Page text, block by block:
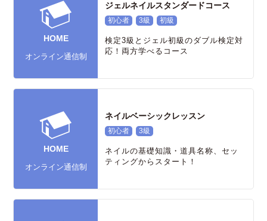
HOME
オンライン通信制
ジェルネイルスタンダードコース
初心者 3級 初級
検定3級とジェル初級のダブル検定対
応！両方学べるコース
HOME
オンライン通信制
ネイルベーシックレッスン
初心者 3級
ネイルの基礎知識・道具名称、セッ
ティングからスタート！